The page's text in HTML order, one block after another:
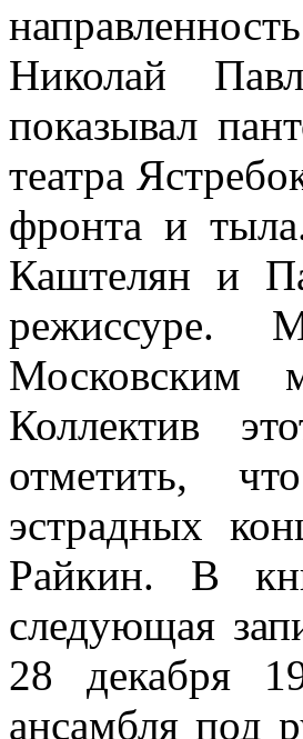
Николай
показывал
театра
фронта и
Каштелян и
режиссуре.
Московским
Коллектив
отметить,
эстрадных
Райкин. В
следующая
28 декабря
ансамбля под